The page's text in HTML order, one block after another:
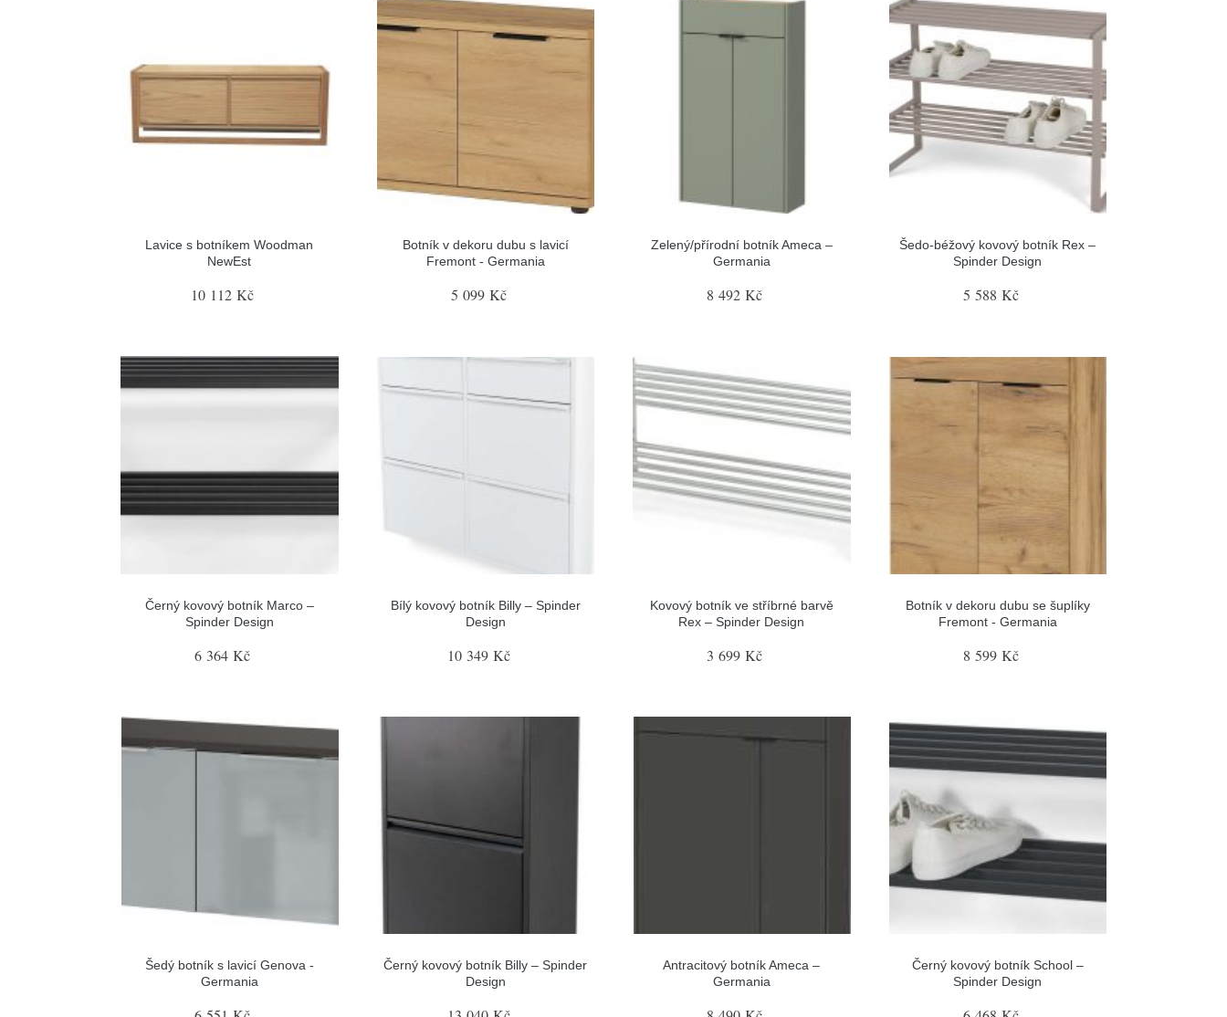
Lavice s botníkem Woodman
NewEst
10 112 Kč
Botník v dekoru dubu s lavicí
Fremont - Germania
5 099 Kč
Zelený/přírodní botník Ameca –
Germania
8 492 Kč
Šedo-béžový kovový botník Rex –
Spinder Design
5 588 Kč
Černý kovový botník Marco –
Spinder Design
6 364 Kč
Bílý kovový botník Billy – Spinder
Design
10 349 Kč
Kovový botník ve stříbrné barvě
Rex – Spinder Design
3 699 Kč
Botník v dekoru dubu se šuplíky
Fremont - Germania
8 599 Kč
Šedý botník s lavicí Genova -
Germania
Černý kovový botník Billy – Spinder
Design
Antracitový botník Ameca –
Germania
Černý kovový botník School –
Spinder Design